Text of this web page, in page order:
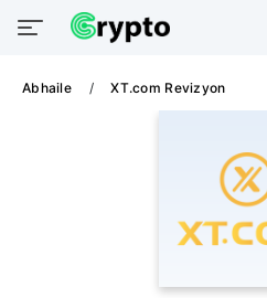
Abhaile XT.com Revizyon